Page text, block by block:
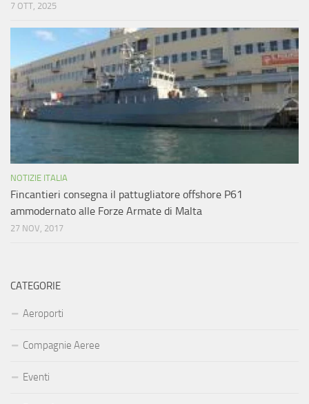
7 OTT, 2025
NOTIZIE ITALIA
Fincantieri consegna il pattugliatore offshore P61
ammodernato alle Forze Armate di Malta
27 NOV, 2017
CATEGORIE
Aeroporti
Compagnie Aeree
Eventi